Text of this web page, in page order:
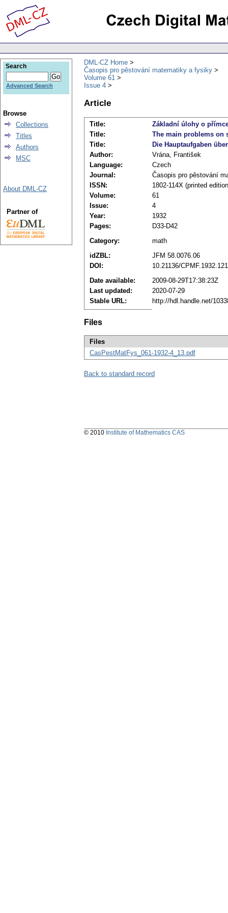
DML-CZ Home
Časopis pro pěstování matematiky a fysiky
Volume 61
Issue 4
Article
Title:
Základní úlohy o
Title:
The main problems on
Title:
Die Hauptaufgaben
Author:
Vrána, František
Language:
Czech
Journal:
Časopis pro pěstování
ISSN:
1802-114X (printed
Volume:
61
Issue:
4
Year:
1932
Pages:
D33-D42
Category:
math
idZBL:
JFM 58.0076.06
DOI:
10.21136/
Date available:
2009-08-29T17:38:23Z
Last updated:
2020-07-29
Stable URL:
http://hdl.handle.net/
Files
Files
CasPestMatFys_061-1932-4_13.pdf
Back to standard record
Search
Advanced Search
Browse
Collections
Titles
Authors
MSC
About DML-CZ
Partner of
© 2010 Institute of Mathematics CAS